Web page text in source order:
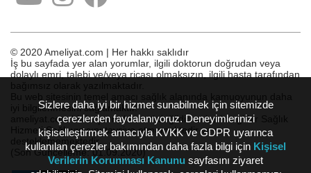
Sizlere daha iyi bir hizmet sunabilmek için sitemizde
çerezlerden faydalanıyoruz. Deneyimlerinizi
kişiselleştirmek amacıyla KVKK ve GDPR uyarınca
kullanılan çerezler bakımından daha fazla bilgi için Kişisel
Verilerin Korunması Kanunu sayfasını ziyaret
© 2020 Ameliyat.com | Her hakkı saklıdır
İş bu sayfada yer alan yorumlar, ilgili doktorun doğrudan veya
dolaylı emri, talebi ve/veya ricası olmaksızın, ilgili hasta tarafından
iyi bilgilenmesini sağlamaktır.
ameliyat.com bir başvuru hizmeti değildir ve herhangi bir Sağlık
Hizmeti Sağlayıcısını tavsiye etmemektedir veya
desteklememektedir.
(Son Güncelleme: 01.09.2020)